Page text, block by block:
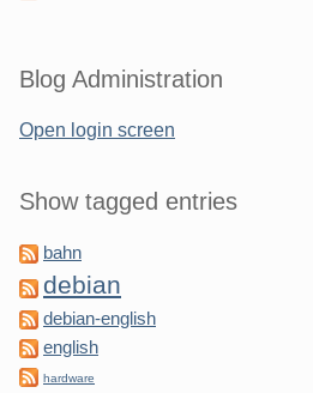
Blog Administration
Open login screen
Show tagged entries
bahn
debian
debian-english
english
hardware